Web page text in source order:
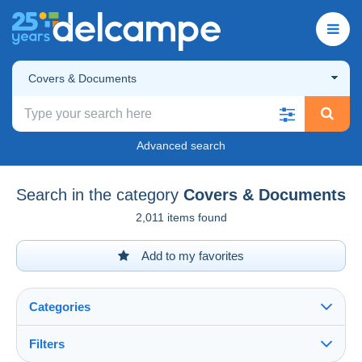
Covers & Documents
Advanced search
Search in the category Covers & Documents
2,011 items found
Add to my favorites
Categories
Filters